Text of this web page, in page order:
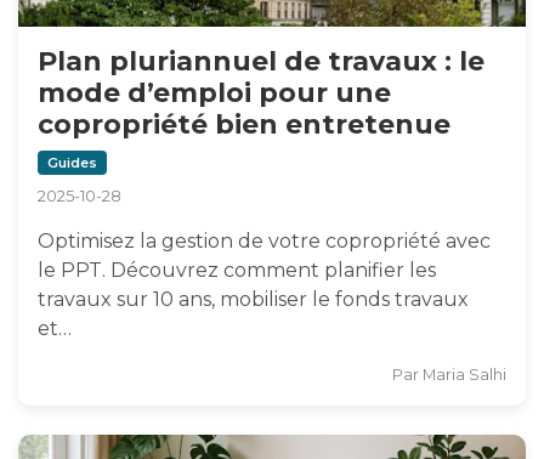
Plan pluriannuel de travaux : le
mode d’emploi pour une
copropriété bien entretenue
Guides
2025-10-28
Optimisez la gestion de votre copropriété avec
le PPT. Découvrez comment planifier les
travaux sur 10 ans, mobiliser le fonds travaux
et…
Par Maria Salhi